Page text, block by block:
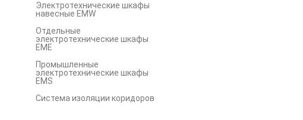
Электротехнические шкафы
навесные EMW
Отдельные
электротехнические шкафы
EME
Промышленные
электротехнические шкафы
EMS
Система изоляции коридоров